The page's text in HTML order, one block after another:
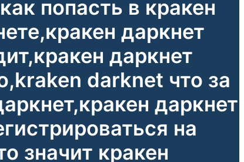
попасть в кракен
даркнет
даркнет
darknet что за
даркнет
на
значит кракен